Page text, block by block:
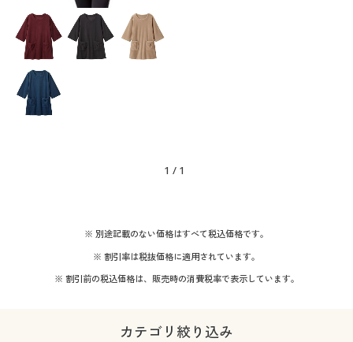
1 / 1
※ 別途記載のない価格はすべて税込価格です。
※ 割引率は税抜価格に適用されています。
※ 割引前の税込価格は、販売時の消費税率で表示しています。
カテゴリ絞り込み